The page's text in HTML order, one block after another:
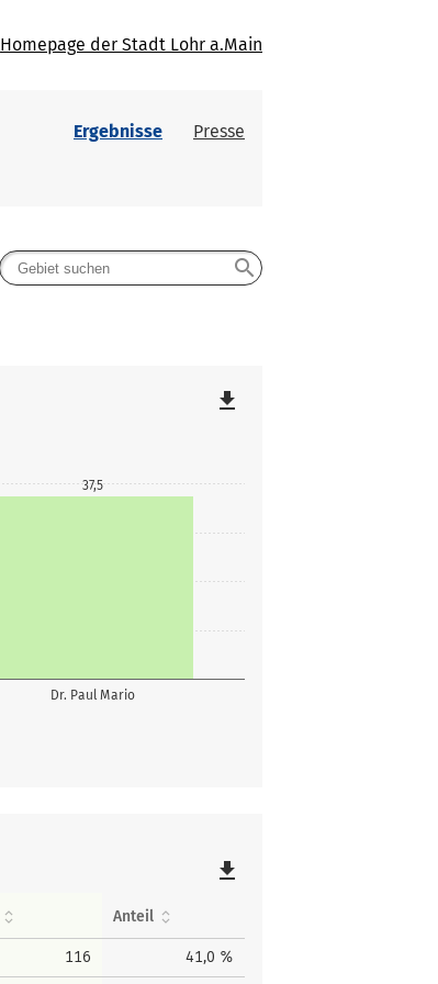
Homepage der Stadt Lohr a.Main
Ergebnisse Presse
search
Dr. Paul Mario
37,5
file_download
file_download
Anteil
116 41,0 %